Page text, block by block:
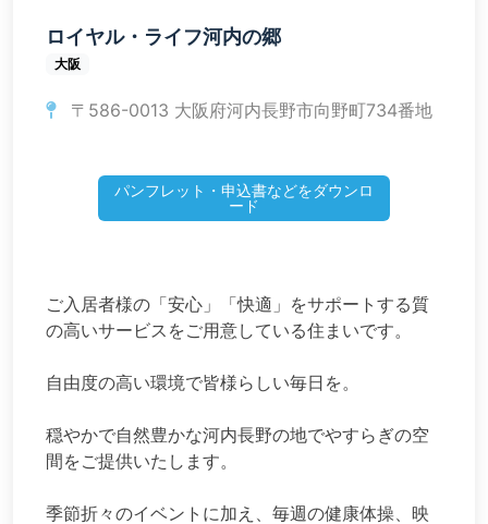
ロイヤル・ライフ河内の郷
大阪
〒586-0013 大阪府河内長野市向野町734番地
パンフレット・申込書などをダウンロ
ード
ご入居者様の「安心」「快適」をサポートする質
の高いサービスをご用意している住まいです。
自由度の高い環境で皆様らしい毎日を。
穏やかで自然豊かな河内長野の地でやすらぎの空
間をご提供いたします。
季節折々のイベントに加え、毎週の健康体操、映